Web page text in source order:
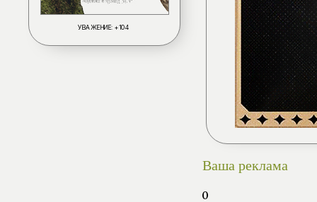
УВАЖЕНИЕ: +104
Ваша реклама
0